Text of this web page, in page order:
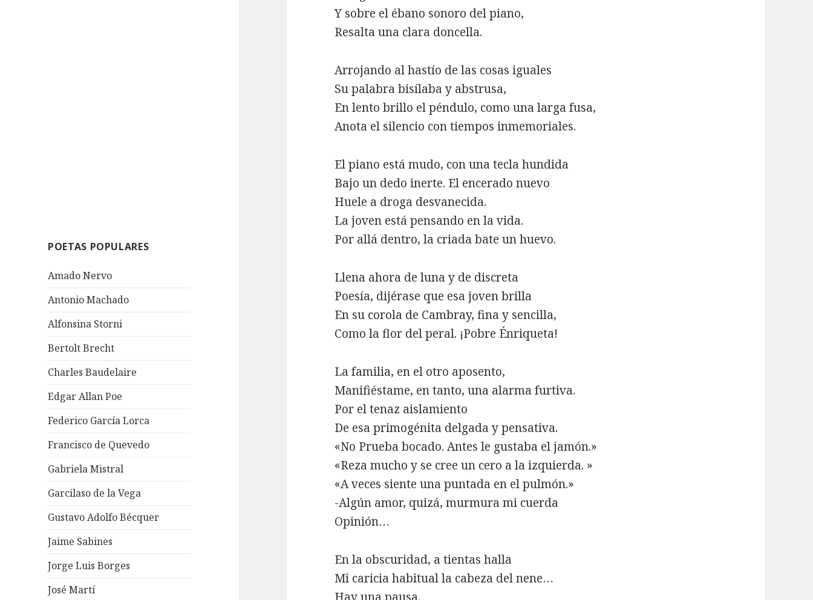
POETAS POPULARES
Amado Nervo
Antonio Machado
Alfonsina Storni
Bertolt Brecht
Charles Baudelaire
Edgar Allan Poe
Federico García Lorca
Francisco de Quevedo
Gabriela Mistral
Garcilaso de la Vega
Gustavo Adolfo Bécquer
Jaime Sabines
Jorge Luis Borges
José Martí
Y sobre el ébano sonoro del piano,
Resalta una clara doncella.
Arrojando al hastío de las cosas iguales
Su palabra bisílaba y abstrusa,
En lento brillo el péndulo, como una larga fusa,
Anota el silencio con tiempos inmemoriales.
El piano está mudo, con una tecla hundida
Bajo un dedo inerte. El encerado nuevo
Huele a droga desvanecida.
La joven está pensando en la vida.
Por allá dentro, la criada bate un huevo.
Llena ahora de luna y de discreta
Poesía, dijérase que esa joven brilla
En su corola de Cambray, fina y sencilla,
Como la flor del peral. ¡Pobre Énriqueta!
La familia, en el otro aposento,
Manifiéstame, en tanto, una alarma furtiva.
Por el tenaz aislamiento
De esa primogénita delgada y pensativa.
«No Prueba bocado. Antes le gustaba el jamón.»
«Reza mucho y se cree un cero a la izquierda. »
«A veces siente una puntada en el pulmón.»
-Algún amor, quizá, murmura mi cuerda
Opinión…
En la obscuridad, a tientas halla
Mi caricia habitual la cabeza del nene…
Hay una pausa.